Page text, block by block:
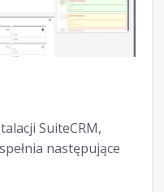
SuiteCRM,
następujące